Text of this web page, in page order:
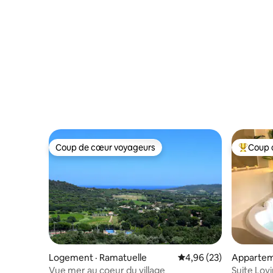
Coup de cœur voyageurs
Coup de cœur voyageurs
Logement · Ramatuelle Note moyenne de
4,96 (23)
Vue mer au coeur du village
CoupCoup
Suite